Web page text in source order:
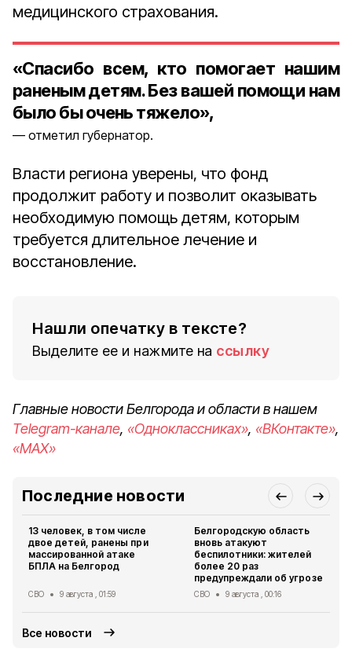
медицинского страхования.
«Спасибо всем, кто помогает нашим
раненым детям. Без вашей помощи нам
было бы очень тяжело»,
отметил губернатор.
Власти региона уверены, что фонд
продолжит работу и позволит оказывать
необходимую помощь детям, которым
требуется длительное лечение и
восстановление.
Нашли опечатку в тексте?
Выделите ее и нажмите на ссылку
Главные новости Белгорода и области в нашем
Telegram-канале, «Одноклассниках», «ВКонтакте»,
«MAX»
Последние новости
13 человек, в том числе
двое детей, ранены при
массированной атаке
БПЛА на Белгород
СВО 9 августа , 01:59
Белгородскую область
вновь атакуют
беспилотники: жителей
более 20 раз
предупреждали об угрозе
СВО 9 августа , 00:16
Все новости